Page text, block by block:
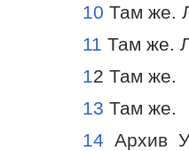
10 Там же.
11 Там же.
12 Там же.
13 Там же.
14 Архив